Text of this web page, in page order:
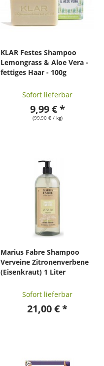
KLAR Festes Shampoo
Lemongrass & Aloe Vera -
fettiges Haar - 100g
Sofort lieferbar
9,99 € *
(99,90 € / kg)
Marius Fabre Shampoo
Verveine Zitronenverbene
(Eisenkraut) 1 Liter
Sofort lieferbar
21,00 € *